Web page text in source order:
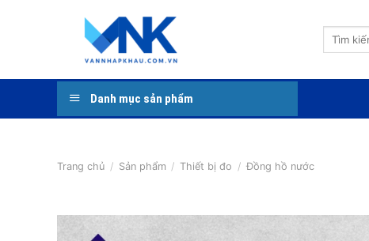
Tìm
Danh mục sản phẩm
Trang chủ / Sản phẩm / Thiết bị đo / Đồng hồ nước